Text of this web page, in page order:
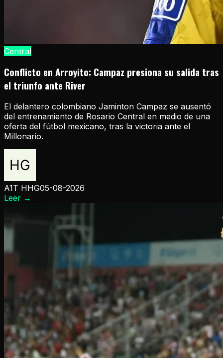
Central
Conflicto en Arroyito: Campaz presiona su salida tras
el triunfo ante River
El delantero colombiano Jaminton Campaz se ausentó
del entrenamiento de Rosario Central en medio de una
oferta del fútbol mexicano, tras la victoria ante el
Millonario.
A1T HHG05-08-2026
Leer →